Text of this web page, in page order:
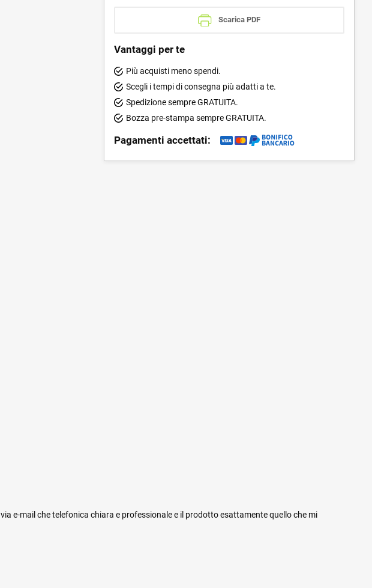
Scarica PDF
Vantaggi per te
Più acquisti meno spendi.
Scegli i tempi di consegna più adatti a te.
Spedizione sempre GRATUITA.
Bozza pre-stampa sempre GRATUITA.
Pagamenti accettati:
e-mail che telefonica chiara e professionale e il prodotto esattamente quello che mi